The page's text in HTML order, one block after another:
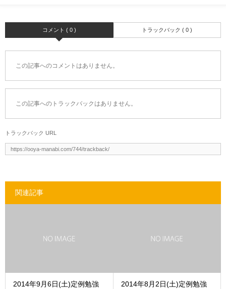
コメント ( 0 ) トラックバック ( 0 )
この記事へのコメントはありません。
この記事へのトラックバックはありません。
トラックバック URL
関連記事
2014年9月6日(土)定例勉強
2014年8月2日(土)定例勉強